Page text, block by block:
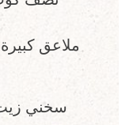
3 ملاعق
سخني